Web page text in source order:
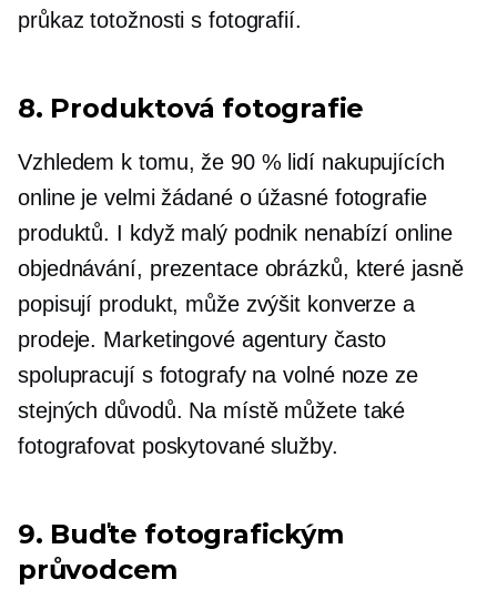
průkaz totožnosti s fotografií.
8. Produktová fotografie
Vzhledem k tomu, že 90 % lidí nakupujících
online je velmi žádané o úžasné fotografie
produktů. I když malý podnik nenabízí online
objednávání, prezentace obrázků, které jasně
popisují produkt, může zvýšit konverze a
prodeje. Marketingové agentury často
spolupracují s fotografy na volné noze ze
stejných důvodů. Na místě můžete také
fotografovat poskytované služby.
9. Buďte fotografickým
průvodcem